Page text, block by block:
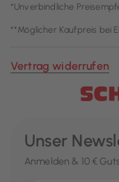
*Unverbindliche
**Möglicher Kaufpreis bei
Vertrag widerrufen
Unser
Anmelden & 10 €